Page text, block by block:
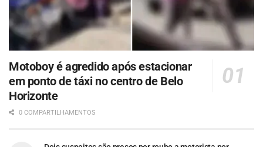
Motoboy é agredido após estacionar
em ponto de táxi no centro de Belo
Horizonte
0 COMPARTILHAMENTOS